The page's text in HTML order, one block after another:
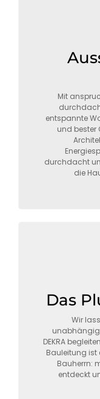
Mit
entspannte
und bester
durchdacht
die
Das
Wir
DEKRA
Bauleitung ist
Bauherrn:
entdeckt